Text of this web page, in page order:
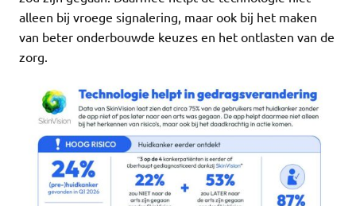
alleen bij vroege signalering, maar ook bij het maken
van beter onderbouwde keuzes en het ontlasten van de
zorg.